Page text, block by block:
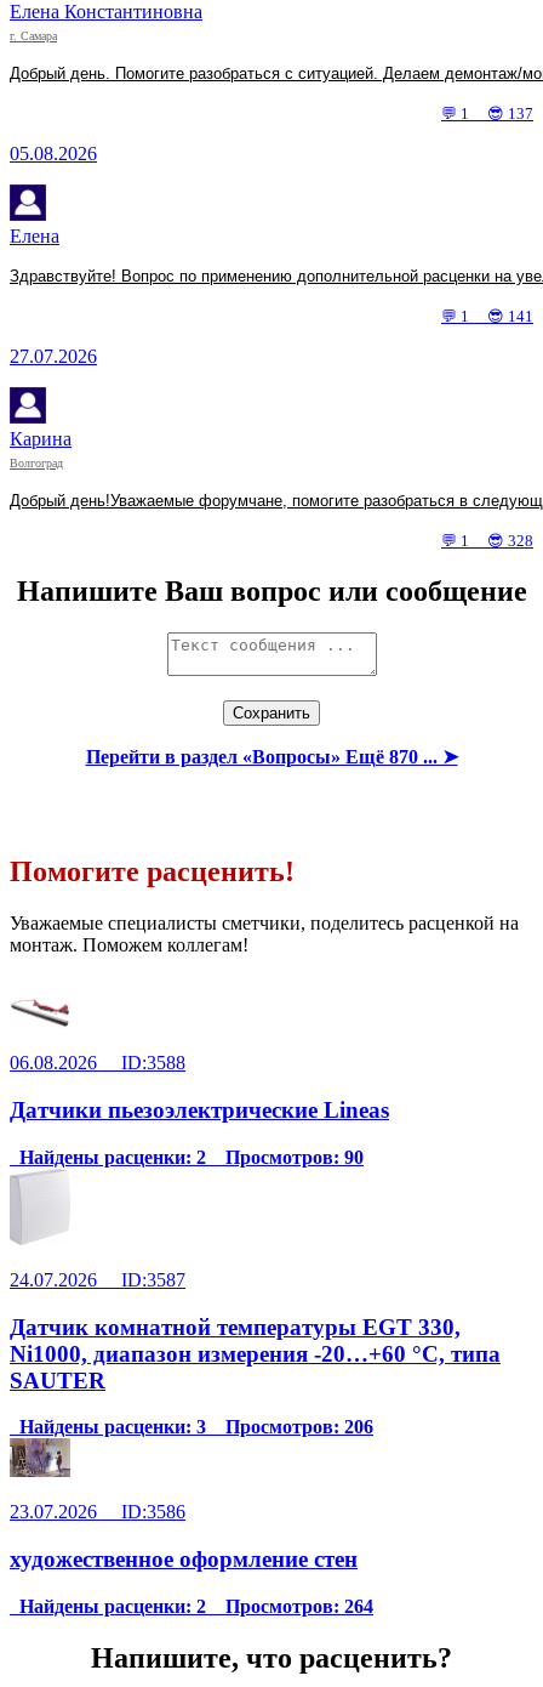
Елена Константиновна
г. Самара
Добрый день. Помогите разобраться с ситуацией. Делаем демонтаж/
💬 1 😎 137
05.08.2026
Елена
Здравствуйте! Вопрос по применению дополнительной расценки на
💬 1 😎 141
27.07.2026
Карина
Волгоград
Добрый день!Уважаемые форумчане, помогите разобраться в
💬 1 😎 328
Напишите Ваш вопрос или сообщение
Перейти в раздел «Вопросы» Ещё 870 ... ➤
Помогите расценить!
Уважаемые специалисты сметчики, поделитесь расценкой на
монтаж. Поможем коллегам!
06.08.2026 ID:3588
Датчики пьезоэлектрические Lineas
Найдены расценки: 2 Просмотров: 90
24.07.2026 ID:3587
Датчик комнатной температуры EGT 330,
Ni1000, диапазон измерения -20…+60 °C, типа
SAUTER
Найдены расценки: 3 Просмотров: 206
23.07.2026 ID:3586
художественное оформление стен
Найдены расценки: 2 Просмотров: 264
Напишите, что расценить?